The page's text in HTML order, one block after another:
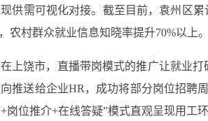
供需可视化对接。截至目前，袁州区
农村群众就业信息知晓率提升70%以上。
在上饶市，直播带岗模式的推广让就业
推送给企业HR，成功将部分岗位招聘
岗位推介+在线答疑”模式直观呈现用工